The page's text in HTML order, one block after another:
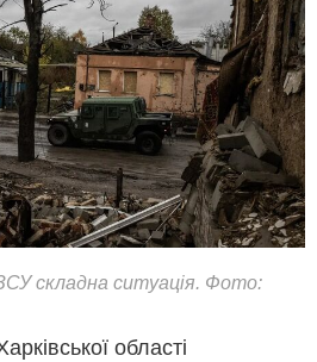
складна ситуація. Фото:
області